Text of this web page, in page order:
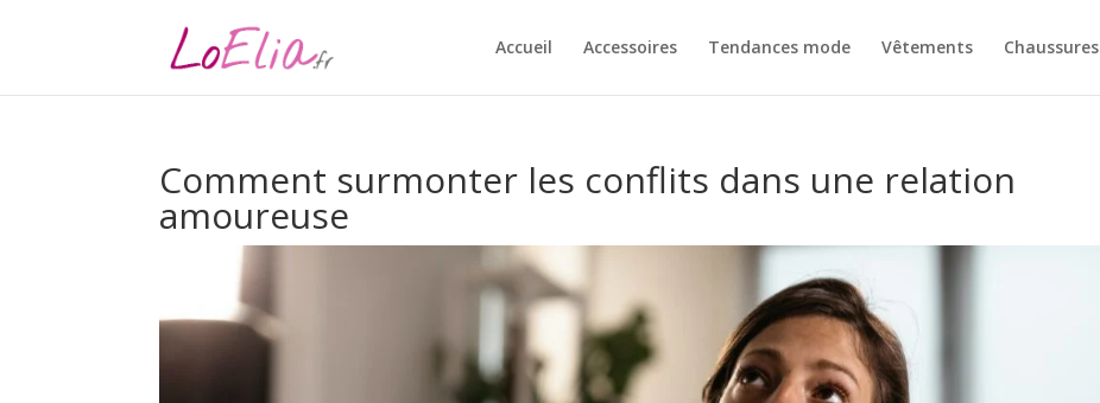
Accueil Accessoires Tendances mode Vêtements Chaussures
Comment surmonter les conflits dans une relation
amoureuse